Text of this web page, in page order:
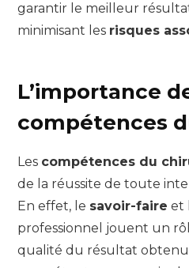
garantir le meilleur
minimisant les risques
L’importance
compétences
Les compétences du
de la réussite de toute
En effet, le savoir-faire et
professionnel jouent un
qualité du résultat